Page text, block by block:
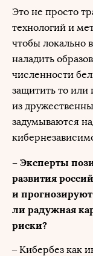
Это не просто
технологий и
чтобы локально
наладить
численности
защитить то
из
задумываются
– Эксперты
развития
и прогнозируют
ли радужная
риски?
– Кибербез как